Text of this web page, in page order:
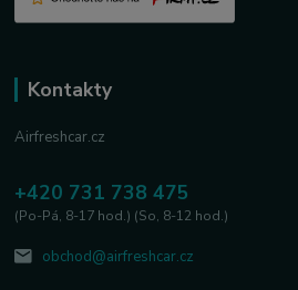
Kontakty
Airfreshcar.cz
+420 731 738 475
(Po-Pá, 8-17 hod.) (So, 8-12 hod.)
obchod@airfreshcar.cz